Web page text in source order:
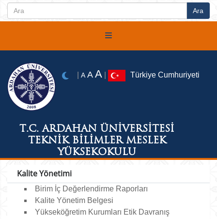
T.C. ARDAHAN ÜNİVERSİTESİ
TEKNİK BİLİMLER MESLEK
YÜKSEKOKULU
A A A Türkiye Cumhuriyeti
Kalite Yönetimi
Birim İç Değerlendirme Raporları
Kalite Yönetim Belgesi
Yükseköğretim Kurumları Etik Davranış